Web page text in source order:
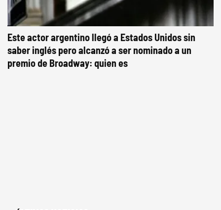
Este actor argentino llegó a Estados Unidos sin
saber inglés pero alcanzó a ser nominado a un
premio de Broadway: quien es